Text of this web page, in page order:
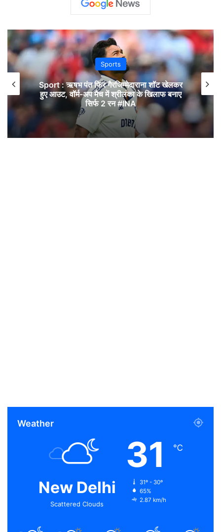
Sports
Sport : ऋषभ पंत फिर गैरजिम्मेदाराना शॉट खेलकर
हुए आउट, वॉर्म-अप मैच में श्रीलंका के खिलाफ बनाए
सिर्फ 2 रन #INA
Weather
New Delhi
Scattered Clouds
31 ℃
31º - 30º
65%
2.87 km/h